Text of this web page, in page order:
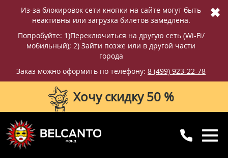
Из-за блокировок сети кнопки на сайте могут быть
неактивны или загрузка билетов замедлена.
Попробуйте: 1)Переключиться на другую сеть (Wi-Fi/
мобильный); 2) Зайти позже или в другой части
города
Заказ можно оформить по телефону: 8 (499) 923-22-78
✖
Хочу скидку 50 %